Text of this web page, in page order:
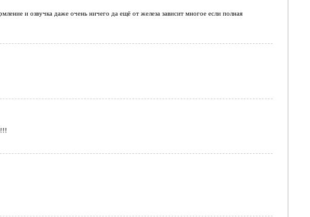
и озвучка даже очень ничего да ещё от железа зависит многое если полная